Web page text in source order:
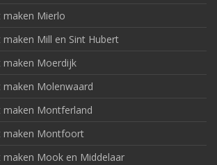
maken Mierlo
Mill en Sint Hubert
maken Moerdijk
maken Molenwaard
maken Montferland
maken Montfoort
maken Mook en Middelaar